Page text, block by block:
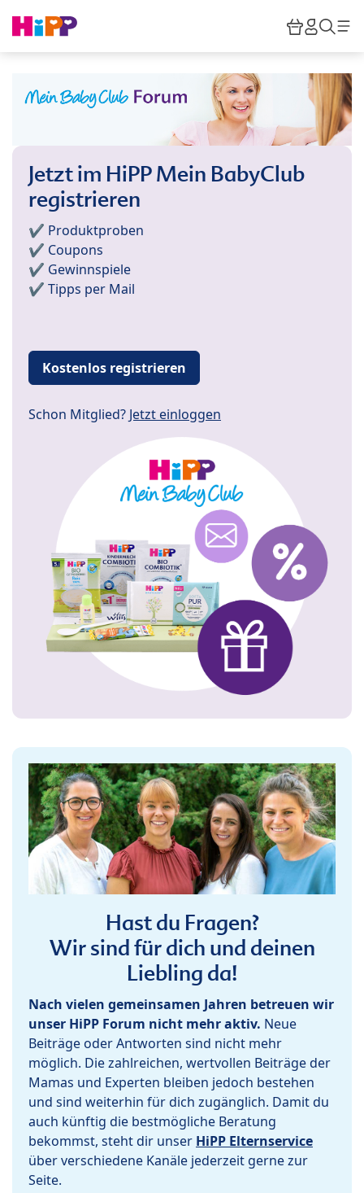
HiPP
Jetzt im HiPP Mein BabyClub
registrieren
✔️ Produktproben
✔️ Coupons
✔️ Gewinnspiele
✔️ Tipps per Mail
Kostenlos registrieren
Schon Mitglied? Jetzt einloggen
Hast du Fragen?
Wir sind für dich und deinen
Liebling da!
Nach vielen gemeinsamen Jahren betreuen wir
unser HiPP Forum nicht mehr aktiv. Neue
Beiträge oder Antworten sind nicht mehr
möglich. Die zahlreichen, wertvollen Beiträge der
Mamas und Experten bleiben jedoch bestehen
und sind weiterhin für dich zugänglich. Damit du
auch künftig die bestmögliche Beratung
bekommst, steht dir unser HiPP Elternservice
über verschiedene Kanäle jederzeit gerne zur
Seite.